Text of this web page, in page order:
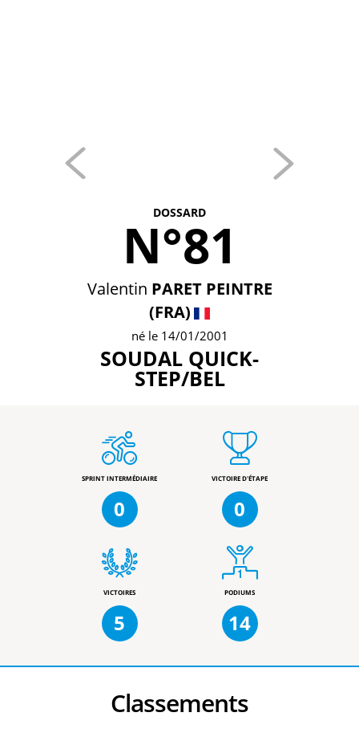
DOSSARD
N°81
Valentin PARET PEINTRE
(FRA)
né le 14/01/2001
SOUDAL QUICK-
STEP/BEL
SPRINT INTERMÉDIAIRE
0
VICTOIRE D'ÉTAPE
0
VICTOIRES
5
PODIUMS
14
Classements